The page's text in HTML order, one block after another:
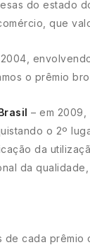
do estado
que
o prêmio
– em 2009,
o 2º
da
da
cada prêmio